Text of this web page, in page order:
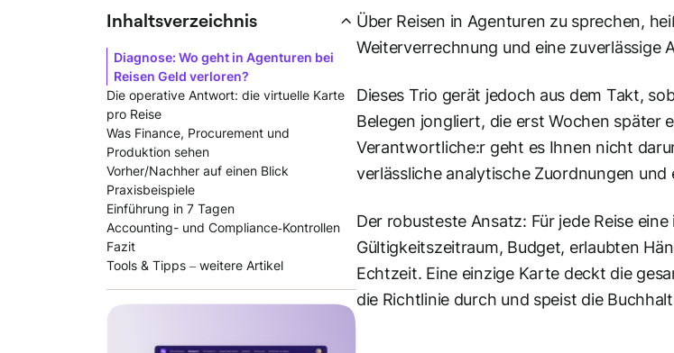
Über Reisen in Agenturen zu sprechen,
Weiterverrechnung und eine zuverlässige
Dieses Trio gerät jedoch aus dem Takt,
Belegen jongliert, die erst Wochen später
Verantwortliche:r geht es Ihnen nicht
verlässliche analytische Zuordnungen
Der robusteste Ansatz: Für jede Reise
Gültigkeitszeitraum, Budget, erlaubten
Echtzeit. Eine einzige Karte deckt die
die Richtlinie durch und speist die
Inhaltsverzeichnis
Diagnose: Wo geht in Agenturen bei
Reisen Geld verloren?
Die operative Antwort: die virtuelle Karte
pro Reise
Was Finance, Procurement und
Produktion sehen
Vorher/Nachher auf einen Blick
Praxisbeispiele
Einführung in 7 Tagen
Accounting- und Compliance‑Kontrollen
Fazit
Tools & Tipps – weitere Artikel